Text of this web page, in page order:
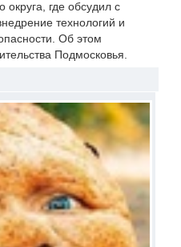
округа, где обсудил с
технологий и
Об этом
Подмосковья.